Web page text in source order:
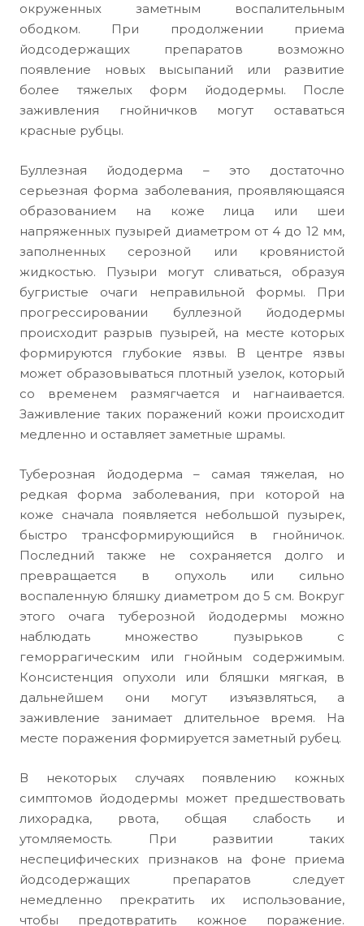
окруженных заметным воспалительным
ободком. При продолжении приема
йодсодержащих препаратов возможно
появление новых высыпаний или развитие
более тяжелых форм йододермы. После
заживления гнойничков могут оставаться
красные рубцы.
Буллезная йододерма – это достаточно
серьезная форма заболевания, проявляющаяся
образованием на коже лица или шеи
напряженных пузырей диаметром от 4 до 12 мм,
заполненных серозной или кровянистой
жидкостью. Пузыри могут сливаться, образуя
бугристые очаги неправильной формы. При
прогрессировании буллезной йододермы
происходит разрыв пузырей, на месте которых
формируются глубокие язвы. В центре язвы
может образовываться плотный узелок, который
со временем размягчается и нагнаивается.
Заживление таких поражений кожи происходит
медленно и оставляет заметные шрамы.
Туберозная йододерма – самая тяжелая, но
редкая форма заболевания, при которой на
коже сначала появляется небольшой пузырек,
быстро трансформирующийся в гнойничок.
Последний также не сохраняется долго и
превращается в опухоль или сильно
воспаленную бляшку диаметром до 5 см. Вокруг
этого очага туберозной йододермы можно
наблюдать множество пузырьков с
геморрагическим или гнойным содержимым.
Консистенция опухоли или бляшки мягкая, в
дальнейшем они могут изъязвляться, а
заживление занимает длительное время. На
месте поражения формируется заметный рубец.
В некоторых случаях появлению кожных
симптомов йододермы может предшествовать
лихорадка, рвота, общая слабость и
утомляемость. При развитии таких
неспецифических признаков на фоне приема
йодсодержащих препаратов следует
немедленно прекратить их использование,
чтобы предотвратить кожное поражение.